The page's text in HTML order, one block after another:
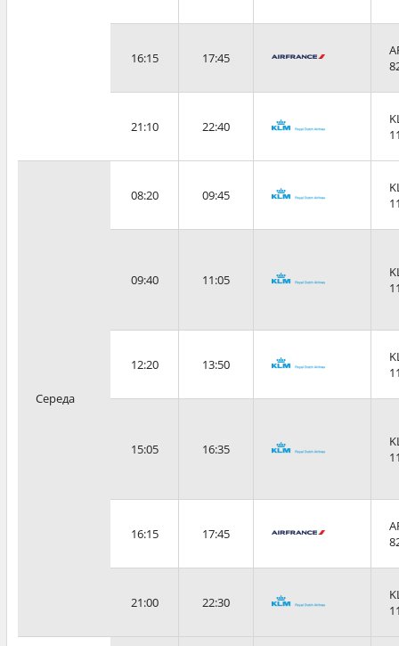
16:15 17:45
21:10 22:40
Середа
08:20 09:45
09:40 11:05
12:20 13:50
15:05 16:35
16:15 17:45
21:00 22:30